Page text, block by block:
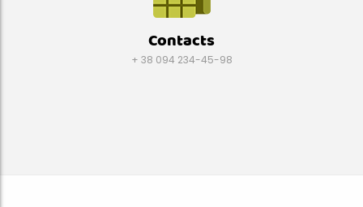
Contacts
+ 38 094 234-45-98